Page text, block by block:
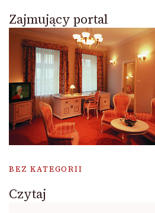
Zajmujący portal
BEZ KATEGORII
Czytaj